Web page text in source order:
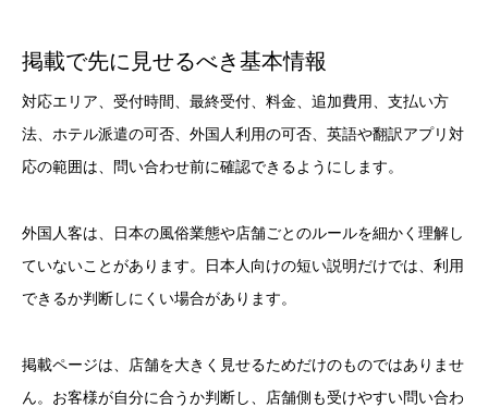
掲載で先に見せるべき基本情報
対応エリア、受付時間、最終受付、料金、追加費用、支払い方
法、ホテル派遣の可否、外国人利用の可否、英語や翻訳アプリ対
応の範囲は、問い合わせ前に確認できるようにします。
外国人客は、日本の風俗業態や店舗ごとのルールを細かく理解し
ていないことがあります。日本人向けの短い説明だけでは、利用
できるか判断しにくい場合があります。
掲載ページは、店舗を大きく見せるためだけのものではありませ
ん。お客様が自分に合うか判断し、店舗側も受けやすい問い合わ